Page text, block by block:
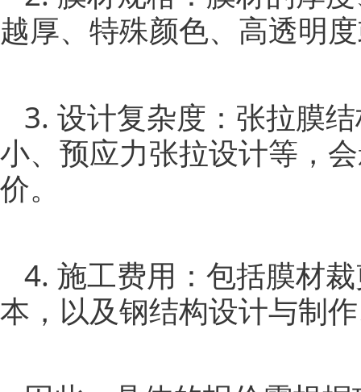
越厚、特殊颜色、高透明
3. 设计复杂度：张拉膜
小、预应力张拉设计等，
价。
4. 施工费用：包括膜材
本，以及钢结构设计与制